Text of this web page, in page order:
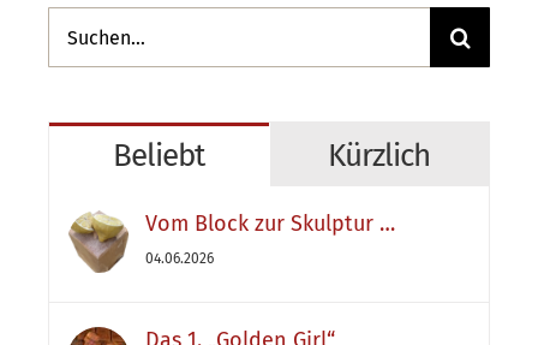
Suche
nach:
Beliebt Kürzlich
Vom Block zur Skulptur …
04.06.2026